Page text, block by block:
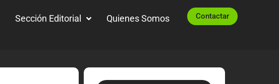
Sección Editorial Quienes Somos Contactar